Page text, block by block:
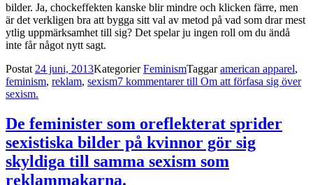
bilder. Ja, chockeffekten kanske blir mindre och klicken färre, men
är det verkligen bra att bygga sitt val av metod på vad som drar mest
ytlig uppmärksamhet till sig? Det spelar ju ingen roll om du ändå
inte får något nytt sagt.
Postat 24 juni, 2013KategorierFeminismTaggaramerican apparel,
feminism, reklam, sexism7 kommentarertill Om att förfasa sig över
sexism.
De feminister som oreflekterat sprider
sexistiska bilder på kvinnor gör sig
skyldiga till samma sexism som
reklammakarna.